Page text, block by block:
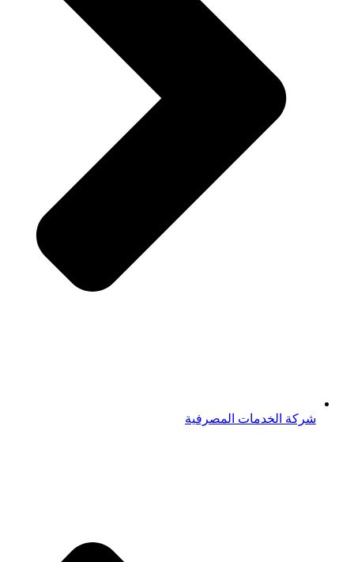
شركة الخدمات المصرفية